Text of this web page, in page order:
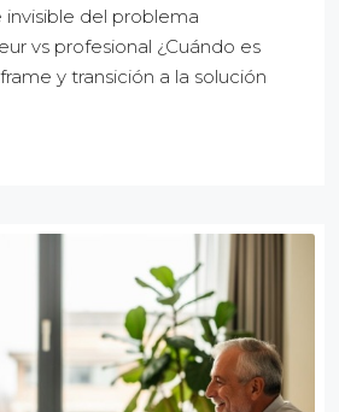
del problema
vs profesional ¿Cuándo es
y transición a la solución